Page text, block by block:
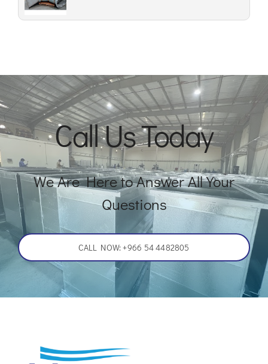
Call Us Today
We Are Here to Answer All Your
Questions
CALL NOW: +966 54 4482805